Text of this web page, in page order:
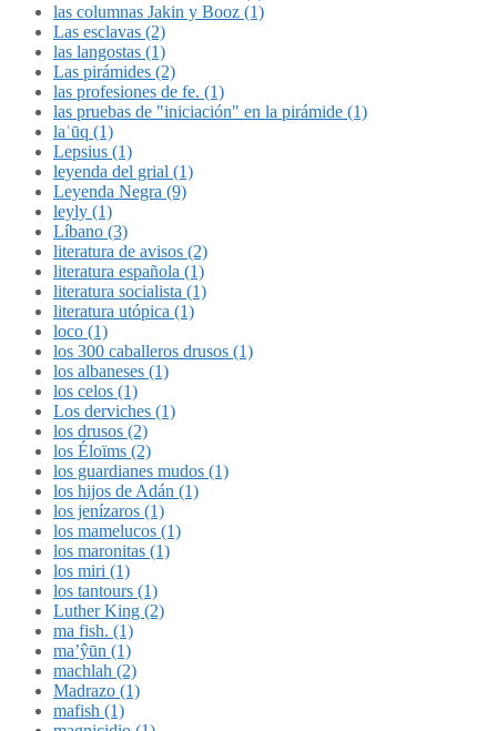
las columnas Jakin y Booz (1)
Las esclavas (2)
las langostas (1)
Las pirámides (2)
las profesiones de fe. (1)
las pruebas de "iniciación" en la pirámide (1)
laʿūq (1)
Lepsius (1)
leyenda del grial (1)
Leyenda Negra (9)
leyly (1)
Líbano (3)
literatura de avisos (2)
literatura española (1)
literatura socialista (1)
literatura utópica (1)
loco (1)
los 300 caballeros drusos (1)
los albaneses (1)
los celos (1)
Los derviches (1)
los drusos (2)
los Éloïms (2)
los guardianes mudos (1)
los hijos de Adán (1)
los jenízaros (1)
los mamelucos (1)
los maronitas (1)
los miri (1)
los tantours (1)
Luther King (2)
ma fish. (1)
ma’ŷūn (1)
machlah (2)
Madrazo (1)
mafish (1)